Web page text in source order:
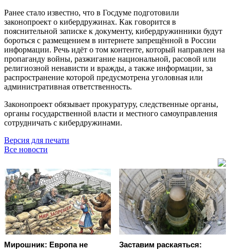
Ранее стало известно, что в Госдуме подготовили
законопроект о кибердружинах. Как говорится в
пояснительной записке к документу, кибердружинники будут
бороться с размещением в интернете запрещённой в России
информации. Речь идёт о том контенте, который направлен на
пропаганду войны, разжигание национальной, расовой или
религиозной ненависти и вражды, а также информации, за
распространение которой предусмотрена уголовная или
административная ответственность.
Законопроект обязывает прокуратуру, следственные органы,
органы государственной власти и местного самоуправления
сотрудничать с кибердружинами.
Версия для печати
Все новости
Мирошник: Европа не
Заставим раскаяться: